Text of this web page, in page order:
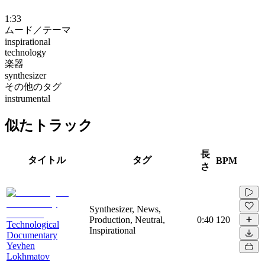
1:33
ムード／テーマ
inspirational
technology
楽器
synthesizer
その他のタグ
instrumental
似たトラック
タイトル タグ
長
さ
BPM
Technological
Documentary
Yevhen
Lokhmatov
Synthesizer, News,
Production, Neutral,
Inspirational
0:40 120